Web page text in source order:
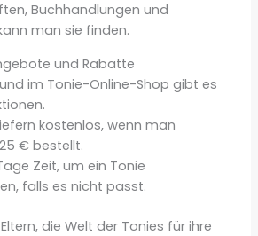
Buchhandlungen und
man sie finden.
und Rabatte
im Tonie-Online-Shop gibt es
kostenlos, wenn man
€ bestellt.
Zeit, um ein Tonie
falls es nicht passt.
die Welt der Tonies für ihre